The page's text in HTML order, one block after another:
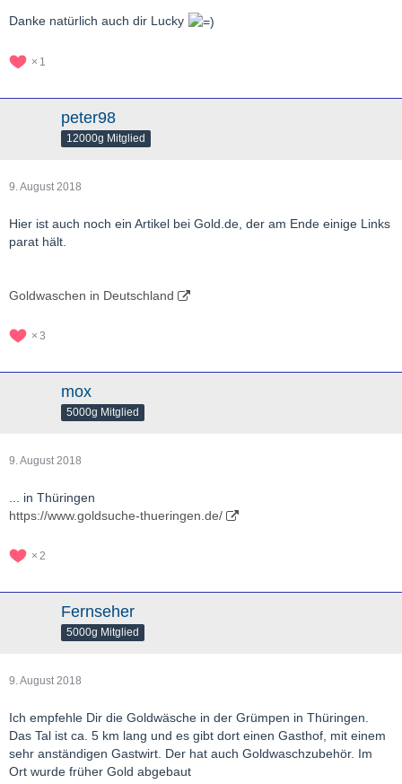
Danke natürlich auch dir Lucky
1
peter98
12000g Mitglied
9. August 2018
Hier ist auch noch ein Artikel bei Gold.de, der am Ende einige Links
parat hält.
Goldwaschen in Deutschland
3
mox
5000g Mitglied
9. August 2018
... in Thüringen
https://www.goldsuche-thueringen.de/
2
Fernseher
5000g Mitglied
9. August 2018
Ich empfehle Dir die Goldwäsche in der Grümpen in Thüringen.
Das Tal ist ca. 5 km lang und es gibt dort einen Gasthof, mit einem
sehr anständigen Gastwirt. Der hat auch Goldwaschzubehör. Im
Ort wurde früher Gold abgebaut